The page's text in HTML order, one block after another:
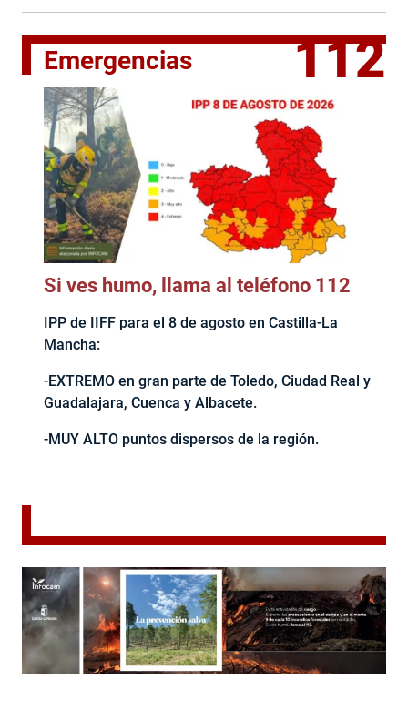
Emergencias 112
Si ves humo, llama al teléfono 112
IPP de IIFF para el 8 de agosto en Castilla-La
Mancha:
-EXTREMO en gran parte de Toledo, Ciudad Real y
Guadalajara, Cuenca y Albacete.
-MUY ALTO puntos dispersos de la región.